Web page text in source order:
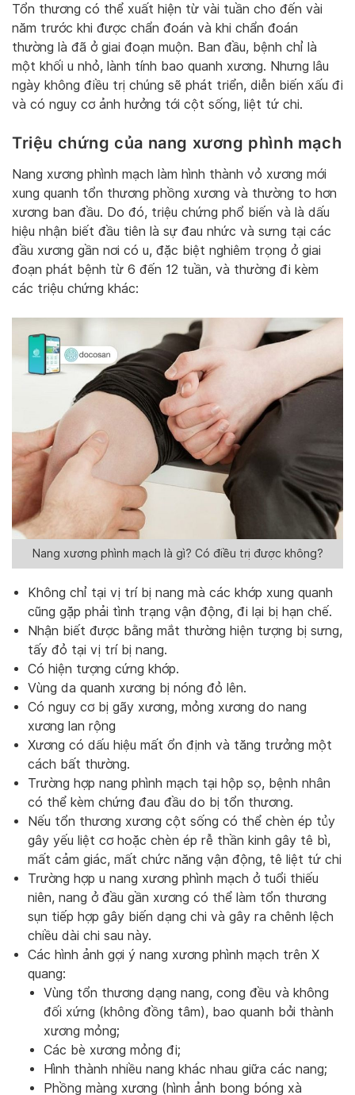
Tổn thương có thể xuất hiện từ vài tuần cho đến vài
năm trước khi được chẩn đoán và khi chẩn đoán
thường là đã ở giai đoạn muộn. Ban đầu, bệnh chỉ là
một khối u nhỏ, lành tính bao quanh xương. Nhưng lâu
ngày không điều trị chúng sẽ phát triển, diễn biến xấu đi
và có nguy cơ ảnh hưởng tới cột sống, liệt tứ chi.
Triệu chứng của nang xương phình mạch
Nang xương phình mạch làm hình thành vỏ xương mới
xung quanh tổn thương phồng xương và thường to hơn
xương ban đầu. Do đó, triệu chứng phổ biến và là dấu
hiệu nhận biết đầu tiên là sự đau nhức và sưng tại các
đầu xương gần nơi có u, đặc biệt nghiêm trọng ở giai
đoạn phát bệnh từ 6 đến 12 tuần, và thường đi kèm
các triệu chứng khác:
Nang xương phình mạch là gì? Có điều trị được không?
Không chỉ tại vị trí bị nang mà các khớp xung quanh
cũng gặp phải tình trạng vận động, đi lại bị hạn chế.
Nhận biết được bằng mắt thường hiện tượng bị sưng,
tấy đỏ tại vị trí bị nang.
Có hiện tượng cứng khớp.
Vùng da quanh xương bị nóng đỏ lên.
Có nguy cơ bị gãy xương, mỏng xương do nang
xương lan rộng
Xương có dấu hiệu mất ổn định và tăng trưởng một
cách bất thường.
Trường hợp nang phình mạch tại hộp sọ, bệnh nhân
có thể kèm chứng đau đầu do bị tổn thương.
Nếu tổn thương xương cột sống có thể chèn ép tủy
gây yếu liệt cơ hoặc chèn ép rễ thần kinh gây tê bì,
mất cảm giác, mất chức năng vận động, tê liệt tứ chi
Trường hợp u nang xương phình mạch ở tuổi thiếu
niên, nang ở đầu gần xương có thể làm tổn thương
sụn tiếp hợp gây biến dạng chi và gây ra chênh lệch
chiều dài chi sau này.
Các hình ảnh gợi ý nang xương phình mạch trên X
quang:
Vùng tổn thương dạng nang, cong đều và không
đối xứng (không đồng tâm), bao quanh bởi thành
xương mỏng;
Các bè xương mỏng đi;
Hình thành nhiều nang khác nhau giữa các nang;
Phồng màng xương (hình ảnh bong bóng xà